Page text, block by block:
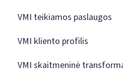
VMI teikiamos paslaugos
VMI kliento profilis
VMI skaitmeninė